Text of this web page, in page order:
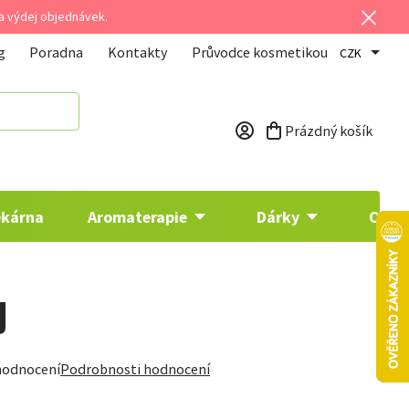
výdej objednávek.
Poradna Kontakty Průvodce kosmetikou CZK
Nákupní košík
Prázdný košík
Aromaterapie Dárky
Podrobnosti hodnocení